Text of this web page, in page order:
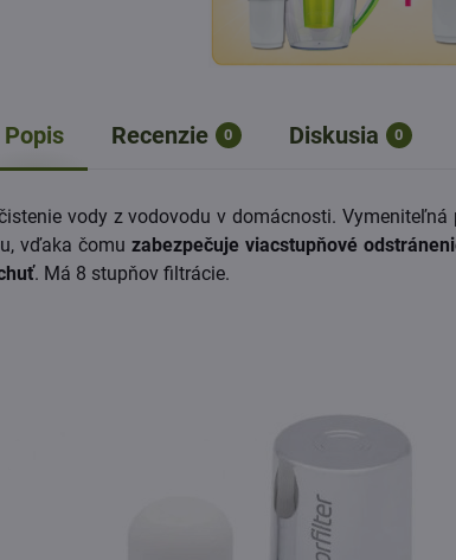
Popis Recenzie 0 Diskusia 0
vody z vodovodu v domácnosti. Vymeniteľná
vďaka čomu zabezpečuje viacstupňové
. Má 8 stupňov filtrácie.